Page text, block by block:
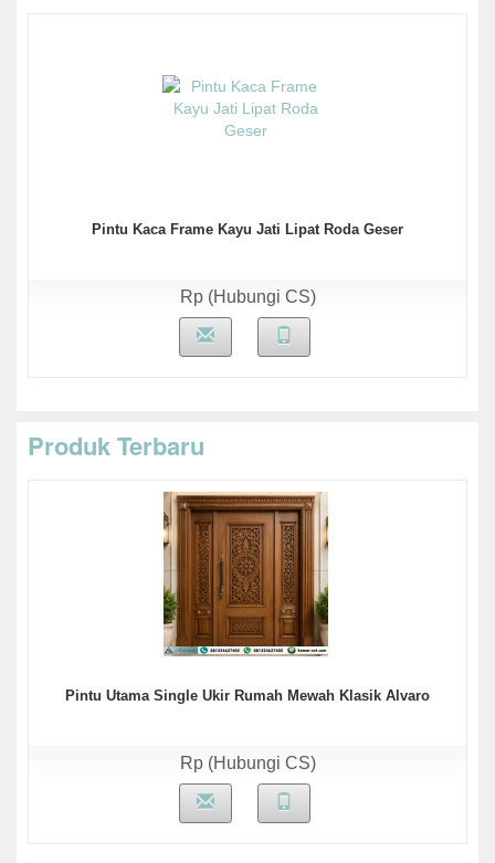
Pintu Kaca Frame Kayu Jati Lipat Roda Geser
Rp (Hubungi CS)
Produk Terbaru
Pintu Utama Single Ukir Rumah Mewah Klasik Alvaro
Rp (Hubungi CS)